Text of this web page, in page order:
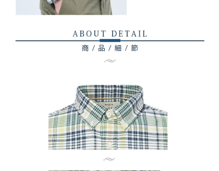
請求用戶進行身份認證。
５．嚴禁一人註冊多個帳號或使用他人資訊註冊。若發現惡意使用之情形，